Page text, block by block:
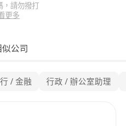
，請勿撥打
更多
公司
/ 金融 行政 / 辦公室助理